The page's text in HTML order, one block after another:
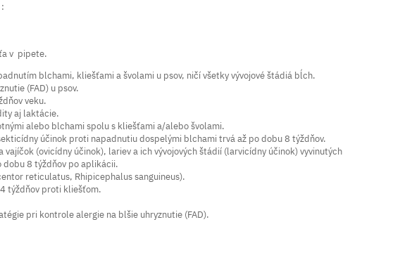
v pipete.
blchami, kliešťami a švolami u psov, ničí všetky vývojové štádiá bĺch.
(FAD) u psov.
veku.
aj laktácie.
alebo blchami spolu s kliešťami a/alebo švolami.
účinok proti napadnutiu dospelými blchami trvá až po dobu 8 týždňov.
(ovicídny účinok), lariev a ich vývojových štádií (larvicídny účinok) vyvinutých
8 týždňov po aplikácii.
reticulatus, Rhipicephalus sanguineus).
týždňov proti kliešťom.
pri kontrole alergie na blšie uhryznutie (FAD).